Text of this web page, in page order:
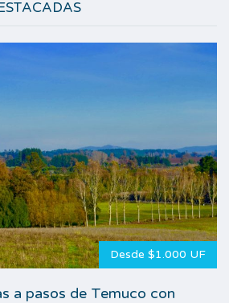
Desde $1.000 UF
a pasos de Temuco con